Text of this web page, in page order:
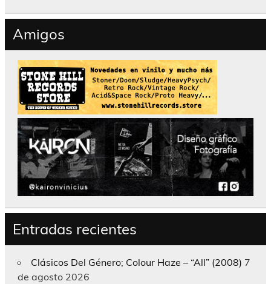
Amigos
Entradas recientes
Clásicos Del Género; Colour Haze – “All” (2008) 7
de agosto 2026